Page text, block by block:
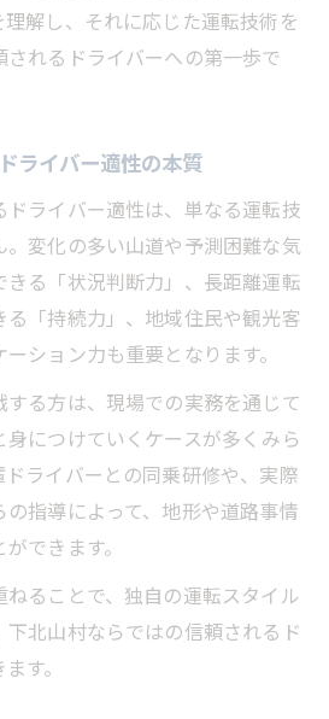
ドライバー資質をチェックす
職活動を有利に進める方法
きる下北山村での転職法
めるドライバー転職の流れ
経験者が選ぶべきドライバー
心なドライバー研修内容とは
格を効率よく取得する方法
ドライバー転職成功の秘訣
応する運転心得
実践する凍結路対策の基本
で役立つ運転テクニック
ドライバーの安全意識向上法
解し、それに応じた運転技術を
れるドライバーへの第一歩で
ライバー適性の本質
ライバー適性は、単なる運転技
変化の多い山道や予測困難な気
る「状況判断力」、長距離運転
「持続力」、地域住民や観光客
ション力も重要となります。
る方は、現場での実務を通じて
につけていくケースが多くみら
ライバーとの同乗研修や、実際
指導によって、地形や道路事情
できます。
ねることで、独自の運転スタイル
北山村ならではの信頼されるド
す。